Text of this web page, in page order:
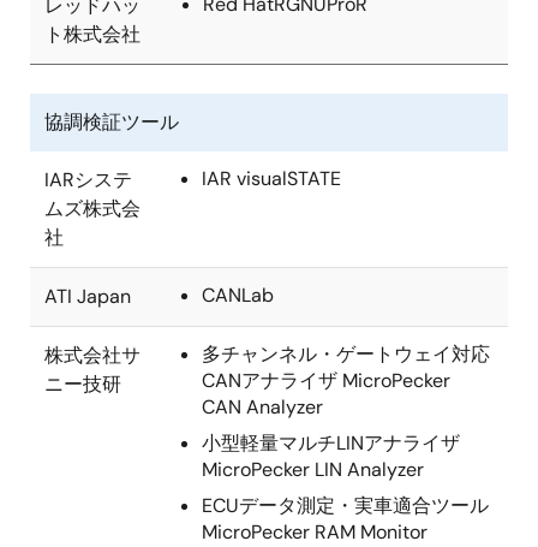
レッドハッ
ト株式会社
協調検証ツール
IARシステ
ムズ株式会
社
IAR visualSTATE
ATI Japan CANLab
株式会社サ
ニー技研
多チャンネル・ゲートウェイ対応
CANアナライザ MicroPecker
CAN Analyzer
小型軽量マルチLINアナライザ
MicroPecker LIN Analyzer
ECUデータ測定・実車適合ツール
MicroPecker RAM Monitor